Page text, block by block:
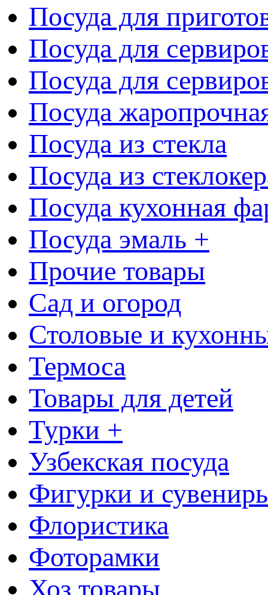
Посуда для
Посуда для
Посуда для
Посуда
Посуда из стекла
Посуда из
Посуда кухонная
Посуда эмаль +
Прочие товары
Сад и огород
Столовые и
Термоса
Товары для детей
Турки +
Узбекская посуда
Фигурки и
Флористика
Фоторамки
Хоз.товары